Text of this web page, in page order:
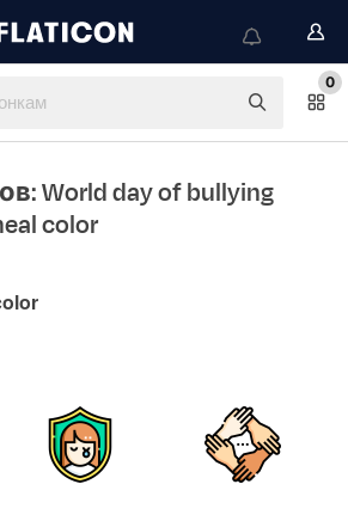
0
World day of bullying
color